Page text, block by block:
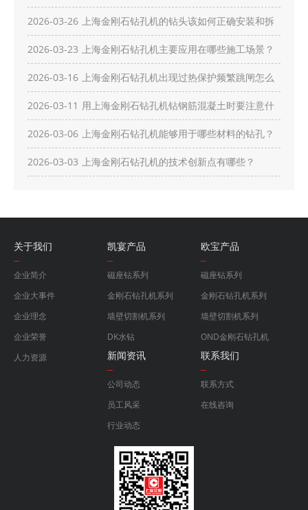
2026-03-26 上海金刚石钻孔机的钻头该如何正确安装和拆
卸？
2026-03-23 上海金刚石钻孔机主要应用在哪些施工场景？
2026-03-16 上海金刚石钻孔机出现过热保护频繁跳闸怎么
办？
2026-03-11 用上海金刚石钻孔机钻钢筋混凝土时要注意什
么？
2026-03-06 上海金刚石钻孔机能够用于哪些材料的钻孔？
2026-03-03 上海金刚石钻孔机的技术创新点有哪些？
关于我们
企业简介
企业大事件
企业理念
企业荣誉
人力资源
凯宴产品
磁座钻系列
金刚石钻孔机系列
墙壁切割机系列
DK水钻
欧宝产品
磁座钻系列
金刚石钻孔机系列
墙壁切割机系列
OND金刚石钻孔机
新闻资讯
公司动态
员工风采
行业动态
联系我们
联系方式
在线咨询